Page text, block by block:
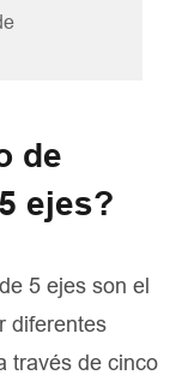
de
ejes?
5 ejes son el
diferentes
través de cinco